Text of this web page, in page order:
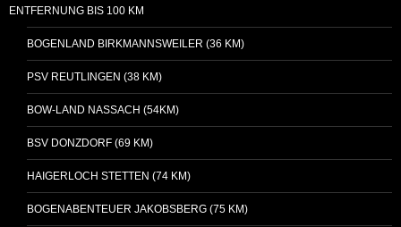
ENTFERNUNG BIS 100 KM
BOGENLAND BIRKMANNSWEILER (36 KM)
PSV REUTLINGEN (38 KM)
BOW-LAND NASSACH (54KM)
BSV DONZDORF (69 KM)
HAIGERLOCH STETTEN (74 KM)
BOGENABENTEUER JAKOBSBERG (75 KM)